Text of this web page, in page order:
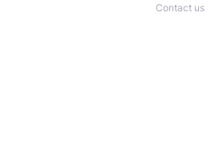
Contact us